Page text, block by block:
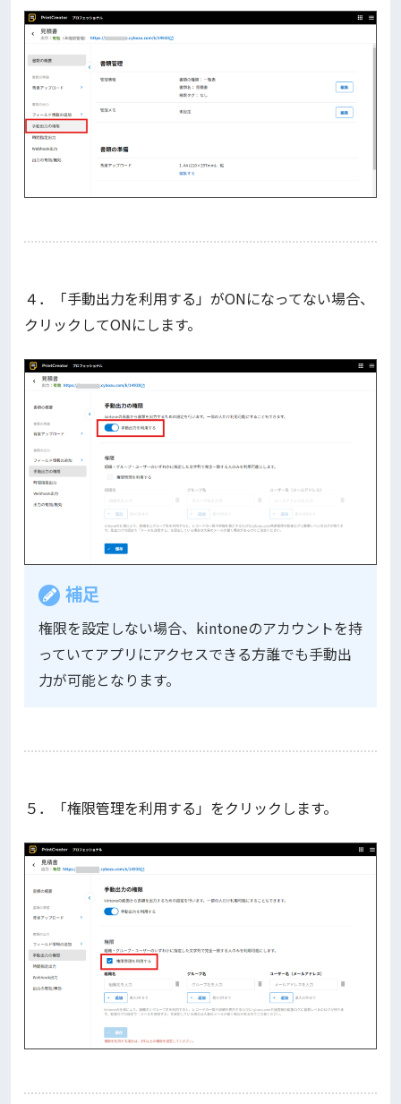
４．「手動出力を利用する」がONになってない場合、
クリックしてONにします。
補足
権限を設定しない場合、kintoneのアカウントを持
っていてアプリにアクセスできる方誰でも手動出
力が可能となります。
５．「権限管理を利用する」をクリックします。